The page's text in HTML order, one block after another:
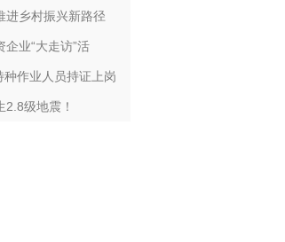
进乡村振兴新路径
业“大走访”活
作业人员持证上岗
级地震！